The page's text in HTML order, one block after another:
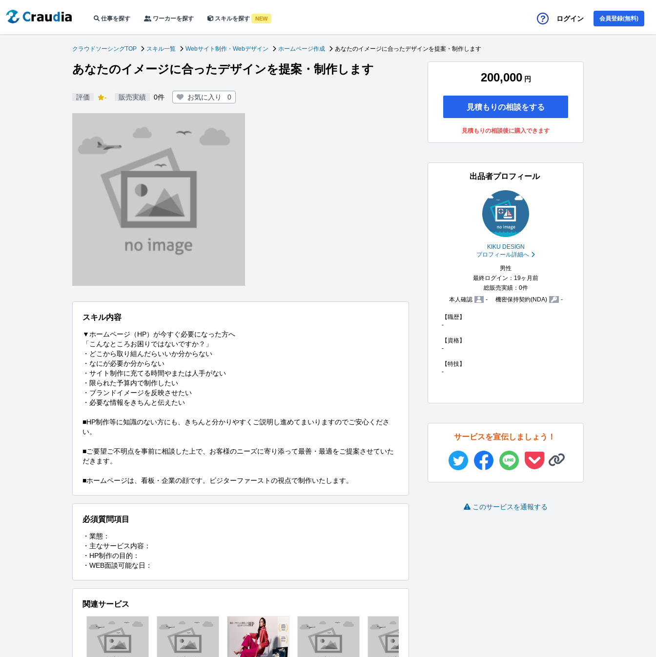
仕事を探す ワーカーを探す スキルを探す NEW ログイン 会員登録(無料)
クラウドソーシングTOP スキル一覧 Webサイト制作・Webデザイン ホームページ作成 あなたのイメージに合ったデザインを提案・制作します
あなたのイメージに合ったデザインを提案・制作します
評価 - 販売実績 0件 お気に入り 0
スキル内容
▼ホームページ（HP）が今すぐ必要になった方へ
「こんなところお困りではないですか？」
・どこから取り組んだらいいか分からない
・なにが必要か分からない
・サイト制作に充てる時間やまたは人手がない
・限られた予算内で制作したい
・ブランドイメージを反映させたい
・必要な情報をきちんと伝えたい
■HP制作等に知識のない方にも、きちんと分かりやすくご説明し進めてまいりますのでご安心くださ
い。
■ご要望ご不明点を事前に相談した上で、お客様のニーズに寄り添って最善・最適をご提案させていた
だきます。
■ホームページは、看板・企業の顔です。ビジターファーストの視点で制作いたします。
必須質問項目
・業態：
・主なサービス内容：
・HP制作の目的：
・WEB面談可能な日：
関連サービス
200,000 円
見積もりの相談をする
見積もりの相談後に購入できます
出品者プロフィール
KIKU DESIGN
プロフィール詳細へ
男性
最終ログイン：19ヶ月前
総販売実績：0件
本人確認
- 機密保持契約(NDA) -
【職歴】
-
【資格】
-
【特技】
-
サービスを宣伝しましょう！
このサービスを通報する